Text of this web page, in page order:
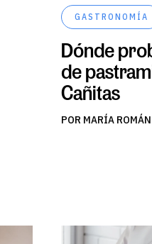
GASTRONOMÍA
Dónde
de
Cañitas
POR MARÍA ROMÁN